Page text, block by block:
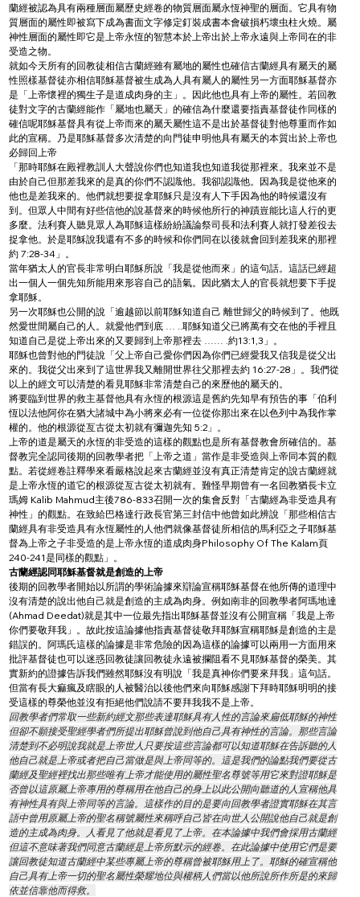
蘭經被認為具有兩種層面屬歷史經卷的物質層面屬永恆神聖的層面。它具有物
質層面的屬性即被寫下成為書面文字修定釘裝成書本會破損朽壞虫柱火燒。屬
神性層面的屬性即它是上帝永恆的智慧本於上帝出於上帝永遠與上帝同在的非
受造之物。
就如今天所有的回教徒相信古蘭經雖有屬地的屬性也確信古蘭經具有屬天的屬
性照樣基督徒亦相信耶穌基督被生成為人具有屬人的屬性另一方面耶穌基督亦
是「上帝懷裡的獨生子是道成肉身的主」。因此他也具有上帝的屬性。若回教
徒對文字的古蘭經能作「屬地也屬天」的確信為什麼還要指責基督徒作同樣的
確信呢耶穌基督具有從上帝而來的屬天屬性這不是出於基督徒對他尊重而作如
此的宣稱。乃是耶穌基督多次清楚的向門徒申明他具有屬天的本質出於上帝也
必歸回上帝
「那時耶穌在殿裡教訓人大聲說你們也知道我也知道我從那裡來。我來並不是
由於自己但那差我來的是真的你們不認識他。我卻認識他。因為我是從他來的
他也是差我來的。他們就想要捉拿耶穌只是沒有人下手因為他的時候還沒有
到。但眾人中間有好些信他的說基督來的時候他所行的神蹟豈能比這人行的更
多麼。法利賽人聽見眾人為耶穌這樣紛紛議論祭司長和法利賽人就打發差役去
捉拿他。於是耶穌說我還有不多的時候和你們同在以後就會回到差我來的那裡
約 7:28-34」。
當年猶太人的官長非常明白耶穌所說「我是從他而來」的這句話。這話已經超
出一個人一個先知所能用來形容自己的語氣。因此猶太人的官長就想要下手捉
拿耶穌。
另一次耶穌也公開的說「逾越節以前耶穌知道自己 離世歸父的時候到了。他既
然愛世間屬自己的人。就愛他們到底 … ..耶穌知道父已將萬有交在他的手裡且
知道自己是從上帝出來的又要歸到上帝那裡去 …… .約13:1,3」。
耶穌也曾對他的門徒說「父上帝自己愛你們因為你們已經愛我又信我是從父出
來的。我從父出來到了這世界我又離開世界往父那裡去約 16:27-28」。我們從
以上的經文可以清楚的看見耶穌非常清楚自己的來歷他的屬天的。
將要臨到世界的救主基督他具有永恆的根源這是舊約先知早有預告的事「伯利
恆以法他阿你在猶大諸城中為小將來必有一位從你那出來在以色列中為我作掌
權的。他的根源從亙古從太初就有彌迦先知 5:2」。
上帝的道是屬天的永恆的非受造的這樣的觀點也是所有基督教會所確信的。基
督教完全認同後期的回教學者把「上帝之道」當作是非受造與上帝同本質的觀
點。若從經卷註釋學來看嚴格說起來古蘭經並沒有真正清楚肯定的說古蘭經就
是上帝永恆的道它的根源從亙古從太初就有。難怪早期曾有一名回教猶長卡立
瑪姆 Kalib Mahmud主後786-833召開一次的集會反對「古蘭經為非受造具有
神性」的觀點。在致給巴格達行政長官第三封信中他曾如此辨說「那些相信古
蘭經具有非受造具有永恆屬性的人他們就像基督徒所相信的馬利亞之子耶穌基
督為上帝之子非受造的是上帝永恆的道成肉身Philosophy Of The Kalam頁
240-241是同樣的觀點」。
古蘭經認同耶穌基督就是創造的上帝
後期的回教學者開始以所謂的學術論據來辯論宣稱耶穌基督在他所傳的道理中
沒有清楚的說出他自己就是創造的主成為肉身。例如南非的回教學者阿瑪地達
(Ahmad Deedat)就是其中一位最先指出耶穌基督並沒有公開宣稱「我是上帝
你們要敬拜我」。故此按這論據他指責基督徒敬拜耶穌宣稱耶穌是創造的主是
錯誤的。阿瑪氏這樣的論據是非常危險的因為這樣的論據可以兩用一方面用來
批評基督徒也可以迷惑回教徒讓回教徒永遠被攔阻看不見耶穌基督的榮美。其
實新約的證據告訴我們雖然耶穌沒有明說「我是真神你們要來拜我」這句話。
但當有長大痲瘋及瞎眼的人被醫治以後他們來向耶穌感謝下拜時耶穌明明的接
受這樣的尊榮他並沒有拒絕他們說請不要拜我我不是上帝。
回教學者們常取一些新約經文那些表達耶穌具有人性的言論來扁低耶穌的神性
但卻不願接受聖經學者們所提出耶穌曾說到他自己具有神性的言論。那些言論
清楚到不必明說我就是上帝世人只要按這些言論都可以知道耶穌在告訴聽的人
他自己就是上帝或者把自己當做是與上帝同等的。這是我們的論點我們要從古
蘭經及聖經裡找出那些唯有上帝才能使用的屬性聖名尊號等用它來對證耶穌是
否曾以這原屬上帝專用的尊稱用在他自己的身上以此公開向聽道的人宣稱他具
有神性具有與上帝同等的言論。這樣作的目的是要向回教學者證實耶穌在其言
語中曾用原屬上帝的聖名稱號屬性來稱呼自己皆在向世人公開說他自己就是創
造的主成為肉身。人看見了他就是看見了上帝。在本論據中我們會採用古蘭經
但這不意味著我們同意古蘭經是上帝所默示的經卷。在此論據中使用它們是要
讓回教徒知道古蘭經中某些專屬上帝的尊稱曾被耶穌用上了。耶穌的確宣稱他
自己具有上帝一切的聖名屬性榮耀地位與權柄人們當以他所說所作所是的來歸
依並信靠他而得救。